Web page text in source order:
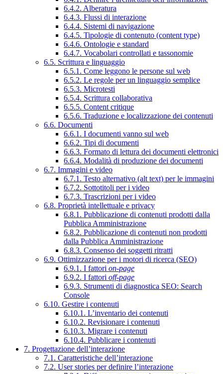
6.4.2. Alberatura
6.4.3. Flussi di interazione
6.4.4. Sistemi di navigazione
6.4.5. Tipologie di contenuto (content type)
6.4.6. Ontologie e standard
6.4.7. Vocabolari controllati e tassonomie
6.5. Scrittura e linguaggio
6.5.1. Come leggono le persone sul web
6.5.2. Le regole per un linguaggio semplice
6.5.3. Microtesti
6.5.4. Scrittura collaborativa
6.5.5. Content critique
6.5.6. Traduzione e localizzazione dei contenuti
6.6. Documenti
6.6.1. I documenti vanno sul web
6.6.2. Tipi di documenti
6.6.3. Formato di lettura dei documenti elettronici
6.6.4. Modalità di produzione dei documenti
6.7. Immagini e video
6.7.1. Testo alternativo (alt text) per le immagini
6.7.2. Sottotitoli per i video
6.7.3. Trascrizioni per i video
6.8. Proprietà intellettuale e privacy
6.8.1. Pubblicazione di contenuti prodotti dalla
Pubblica Amministrazione
6.8.2. Pubblicazione di contenuti non prodotti
dalla Pubblica Amministrazione
6.8.3. Consenso dei soggetti ritratti
6.9. Ottimizzazione per i motori di ricerca (SEO)
6.9.1. I fattori on-page
6.9.2. I fattori off-page
6.9.3. Strumenti di diagnostica SEO: Search
Console
6.10. Gestire i contenuti
6.10.1. L’inventario dei contenuti
6.10.2. Revisionare i contenuti
6.10.3. Migrare i contenuti
6.10.4. Pubblicare i contenuti
7. Progettazione dell’interazione
7.1. Caratteristiche dell’interazione
7.2. User stories per definire l’interazione